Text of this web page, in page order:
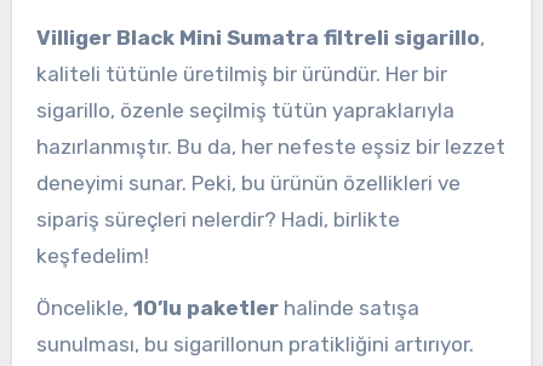
Villiger Black Mini Sumatra filtreli sigarillo,
kaliteli tütünle üretilmiş bir üründür. Her bir
sigarillo, özenle seçilmiş tütün yapraklarıyla
hazırlanmıştır. Bu da, her nefeste eşsiz bir lezzet
deneyimi sunar. Peki, bu ürünün özellikleri ve
sipariş süreçleri nelerdir? Hadi, birlikte
keşfedelim!
Öncelikle, 10’lu paketlerhalinde satışa
sunulması, bu sigarillonun pratikliğini artırıyor.